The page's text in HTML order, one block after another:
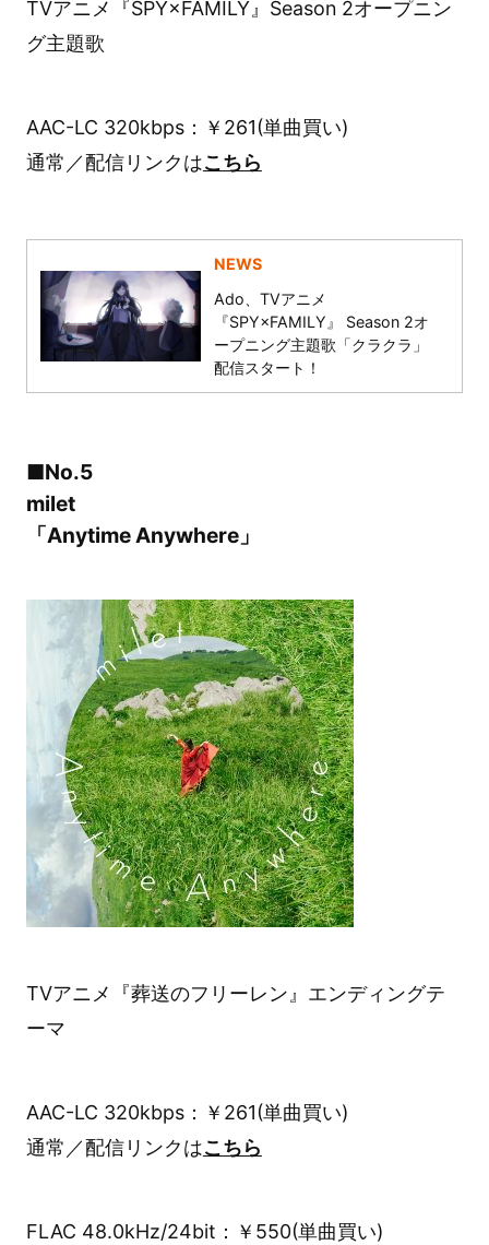
TVアニメ『SPY×FAMILY』Season 2オープニン
グ主題歌
AAC-LC 320kbps：￥261(単曲買い)
通常／配信リンクはこちら
NEWS
Ado、TVアニメ
『SPY×FAMILY』 Season 2オ
ープニング主題歌「クラクラ」
配信スタート！
■No.5
milet
「Anytime Anywhere」
TVアニメ『葬送のフリーレン』エンディングテ
ーマ
AAC-LC 320kbps：￥261(単曲買い)
通常／配信リンクはこちら
FLAC 48.0kHz/24bit：￥550(単曲買い)